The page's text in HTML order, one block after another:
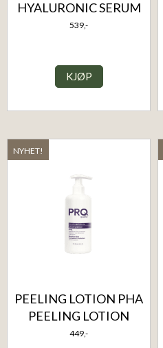
HYALURONIC SERUM
539,-
KJØP
NYHET!
PEELING LOTION PHA
PEELING LOTION
449,-